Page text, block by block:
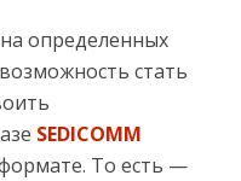
на определенных
стать
SEDICOMM
То есть —